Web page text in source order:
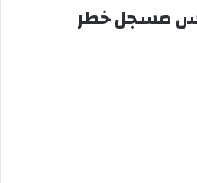
حبس مسجل خطر